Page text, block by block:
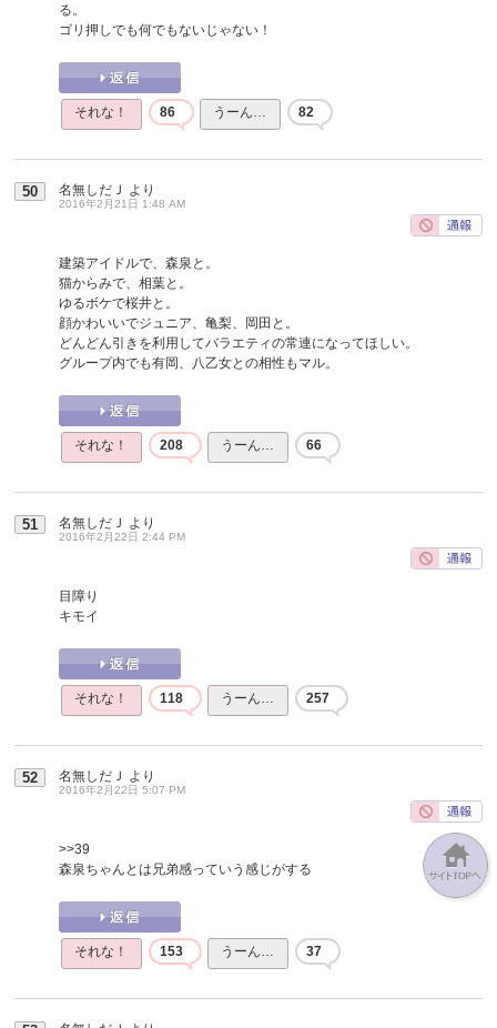
る。
ゴリ押しでも何でもないじゃない！
それな！ 86 うーん… 82
50 名無しだＪ より
2016年2月21日 1:48 AM
建築アイドルで、森泉と。
猫からみで、相葉と。
ゆるボケで桜井と。
顔かわいいでジュニア、亀梨、岡田と。
どんどん引きを利用してバラエティの常連になってほしい。
グループ内でも有岡、八乙女との相性もマル。
それな！ 208 うーん… 66
51 名無しだＪ より
2016年2月22日 2:44 PM
目障り
キモイ
それな！ 118 うーん… 257
52 名無しだＪ より
2016年2月22日 5:07 PM
>>39
森泉ちゃんとは兄弟感っていう感じがする
それな！ 153 うーん… 37